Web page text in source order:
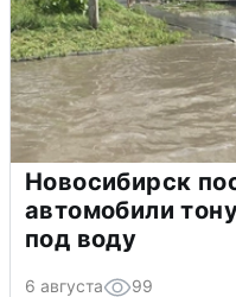
Новосибирск
автомобили
под воду
6 августа 99